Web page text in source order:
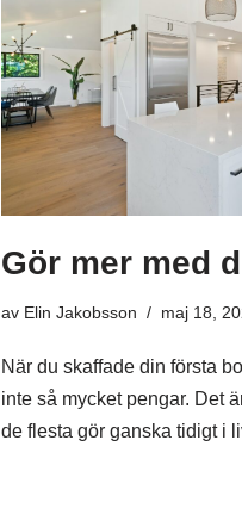
Gör mer med
av Elin Jakobsson maj 18,
När du skaffade din första
inte så mycket pengar. Det
de flesta gör ganska tidigt i